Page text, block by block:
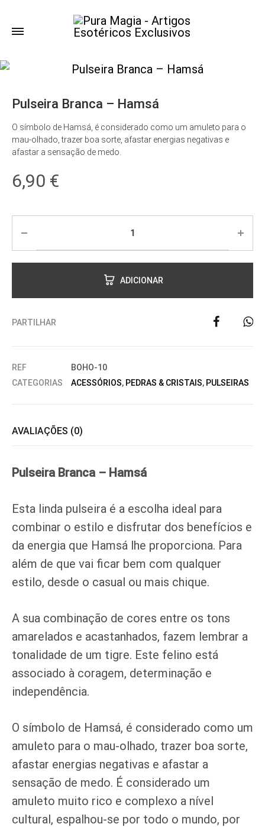
Pulseira Branca – Hamsá
O símbolo de Hamsá, é considerado como um amuleto para o
mau-olhado, trazer boa sorte, afastar energias negativas e
afastar a sensação de medo.
6,90 €
ADICIONAR
PARTILHAR
REF
BOHO-10
CATEGORIAS
ACESSÓRIOS, PEDRAS & CRISTAIS, PULSEIRAS
AVALIAÇÕES (0)
Pulseira Branca – Hamsá
Esta linda pulseira é a escolha ideal para
combinar o estilo e disfrutar dos benefícios e
da energia que Hamsá lhe proporciona. Para
além de que vai ficar bem com qualquer
estilo, desde o casual ou mais chique.
A sua combinação de cores entre os tons
amarelados e acastanhados, fazem lembrar a
tonalidade de um tigre. Este felino está
associado à coragem, determinação e
independência.
O símbolo de Hamsá, é considerado como um
amuleto para o mau-olhado, trazer boa sorte,
afastar energias negativas e afastar a
sensação de medo. É considerado um
amuleto muito rico e complexo a nível
cultural, espalhou-se por todo o mundo, por